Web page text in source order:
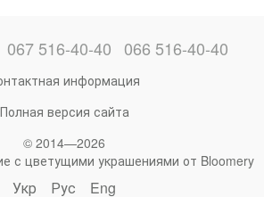
067 516-40-40 066 516-40-40
информация
Полная версия сайта
© 2014—2026
с цветущими украшениями от Bloomery
Укр Рус Eng